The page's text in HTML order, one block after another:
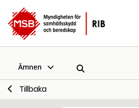
Ämnen
Tillbaka